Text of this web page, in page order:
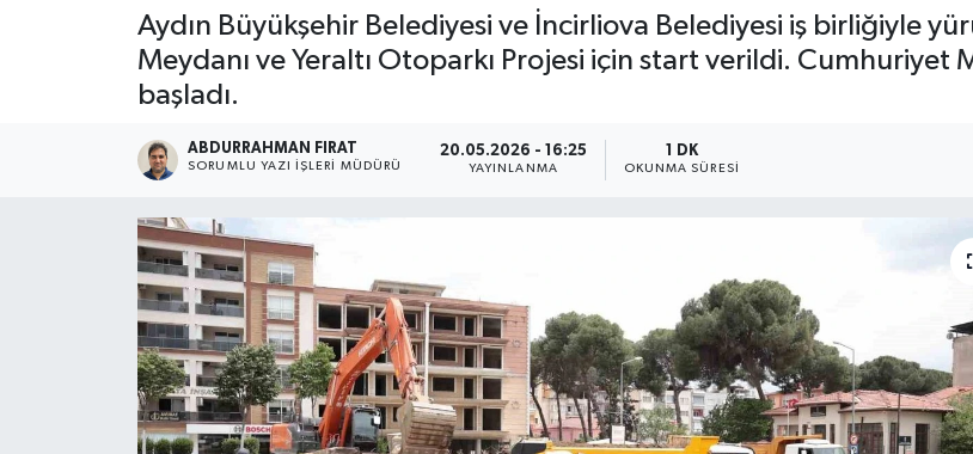
Aydın Büyükşehir Belediyesi ve İncirliova Belediyesi iş birliğiyle
Meydanı ve Yeraltı Otoparkı Projesi için start verildi. Cumhuriyet
başladı.
ABDURRAHMAN FIRAT
SORUMLU YAZI İŞLERI MÜDÜRÜ
20.05.2026 - 16:25
YAYINLANMA
1 DK
OKUNMA SÜRESI
Haber Arşivi